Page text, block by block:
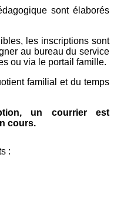
sont élaborés
les inscriptions sont
au bureau du service
ou via le portail famille.
familial et du temps
un courrier est
cours.
: